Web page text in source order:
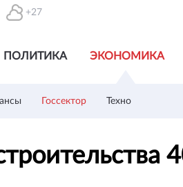
+27
ПОЛИТИКА ЭКОНОМИКА
Госсектор Техно